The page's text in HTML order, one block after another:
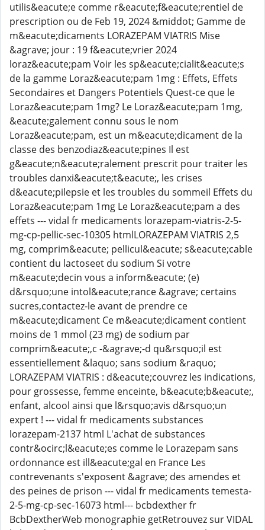
utilis&eacute;e comme r&eacute;f&eacute;rentiel de
prescription ou de Feb 19, 2024 &middot; Gamme de
m&eacute;dicaments LORAZEPAM VIATRIS Mise
&agrave; jour : 19 f&eacute;vrier 2024
loraz&eacute;pam Voir les sp&eacute;cialit&eacute;s
de la gamme Loraz&eacute;pam 1mg : Effets, Effets
Secondaires et Dangers Potentiels Quest-ce que le
Loraz&eacute;pam 1mg? Le Loraz&eacute;pam 1mg,
&eacute;galement connu sous le nom
Loraz&eacute;pam, est un m&eacute;dicament de la
classe des benzodiaz&eacute;pines Il est
g&eacute;n&eacute;ralement prescrit pour traiter les
troubles danxi&eacute;t&eacute;, les crises
d&eacute;pilepsie et les troubles du sommeil Effets du
Loraz&eacute;pam 1mg Le Loraz&eacute;pam a des
effets --- vidal fr medicaments lorazepam-viatris-2-5-
mg-cp-pellic-sec-10305 htmlLORAZEPAM VIATRIS 2,5
mg, comprim&eacute; pellicul&eacute; s&eacute;cable
contient du lactoseet du sodium Si votre
m&eacute;decin vous a inform&eacute; (e)
d&rsquo;une intol&eacute;rance &agrave; certains
sucres,contactez-le avant de prendre ce
m&eacute;dicament Ce m&eacute;dicament contient
moins de 1 mmol (23 mg) de sodium par
comprim&eacute;,c -&agrave;-d qu&rsquo;il est
essentiellement &laquo; sans sodium &raquo;
LORAZEPAM VIATRIS : d&eacute;couvrez les indications,
pour grossesse, femme enceinte, b&eacute;b&eacute;,
enfant, alcool ainsi que l&rsquo;avis d&rsquo;un
expert ! --- vidal fr medicaments substances
lorazepam-2137 html L'achat de substances
contr&ocirc;l&eacute;es comme le Lorazepam sans
ordonnance est ill&eacute;gal en France Les
contrevenants s'exposent &agrave; des amendes et
des peines de prison --- vidal fr medicaments temesta-
2-5-mg-cp-sec-16073 html--- bcbdexther fr
BcbDextherWeb monographie getRetrouvez sur VIDAL